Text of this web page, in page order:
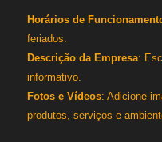
Horários de
feriados.
Descrição da Empresa:
informativo.
Fotos e Vídeos: Adicione
produtos, serviços e